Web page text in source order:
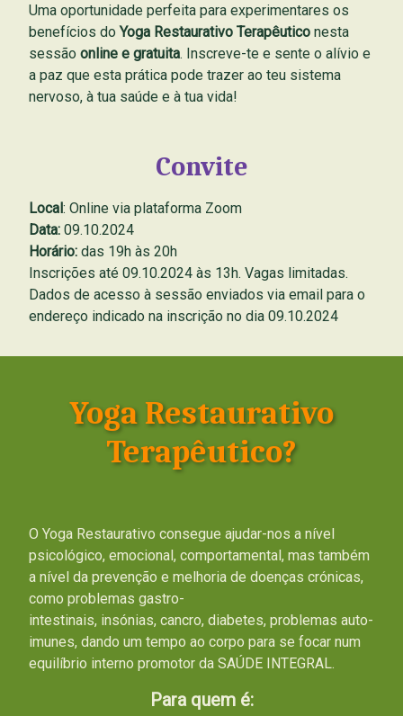
Uma oportunidade perfeita para experimentares os
benefícios doYoga Restaurativo Terapêutico nesta
sessão online e gratuita. Inscreve-te e sente o alívio e
a paz que esta prática pode trazer ao teu sistema
nervoso, à tua saúde e à tua vida!
Convite
Local: Online via plataforma Zoom
Data: 09.10.2024
Horário: das 19h às 20h
Inscrições até 09.10.2024 às 13h. Vagas limitadas.
Dados de acesso à sessão enviados via email para o
endereço indicado na inscrição no dia 09.10.2024
Yoga Restaurativo
Terapêutico?
O Yoga Restaurativo consegue ajudar-nos a nível
psicológico, emocional, comportamental, mas também
a nível da prevenção e melhoria de doenças crónicas,
como problemas gastro-
intestinais, insónias, cancro, diabetes, problemas auto-
imunes, dando um tempo ao corpo para se focar num
equilíbrio interno promotor da SAÚDE INTEGRAL.
Para quem é: